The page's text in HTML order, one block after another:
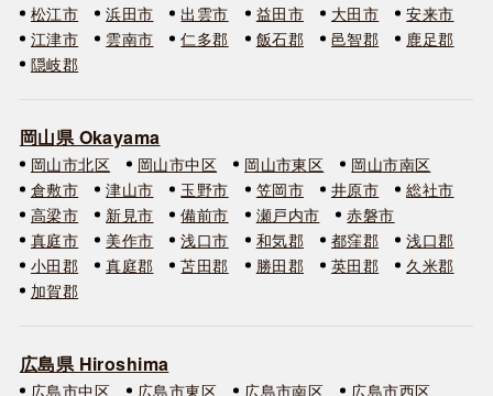
松江市 浜田市 出雲市 益田市 大田市
安来市
江津市
雲南市 仁多郡 飯石郡 邑智郡
鹿足郡
隠岐郡
岡山県 Okayama
岡山市北区 岡山市中区 岡山市東区
岡山市南区
倉敷市
津山市 玉野市 笠岡市 井原市
総社市
高梁市
新見市 備前市 瀬戸内市
赤磐市
真庭市
美作市 浅口市 和気郡 都窪郡
浅口郡
小田郡
真庭郡 苫田郡 勝田郡 英田郡
久米郡
加賀郡
広島県 Hiroshima
広島市中区 広島市東区 広島市南区 広島市西区